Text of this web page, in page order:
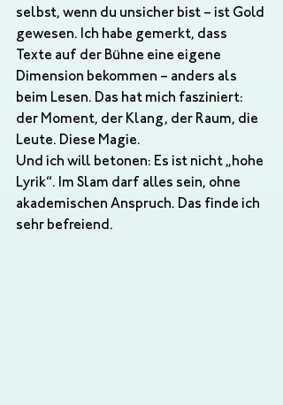
selbst, wenn du unsicher bist – ist Gold
gewesen. Ich habe gemerkt, dass
Texte auf der Bühne eine eigene
Dimension bekommen – anders als
beim Lesen. Das hat mich fasziniert:
der Moment, der Klang, der Raum, die
Leute. Diese Magie.
Und ich will betonen: Es ist nicht „hohe
Lyrik“. Im Slam darf alles sein, ohne
akademischen Anspruch. Das finde ich
sehr befreiend.